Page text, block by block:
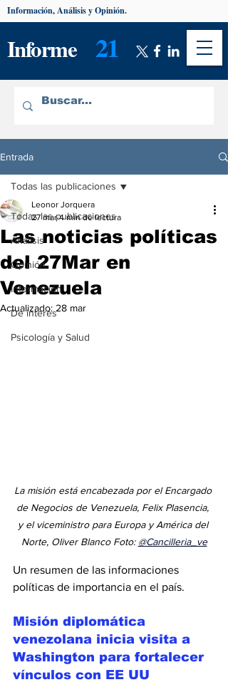
Informe 21
Información, Análisis y Opinión.
Entrada
Todas las publicaciones
Análisis
Opinión
Información
De interés
Psicología y Salud
Todas las publicaciones
Las noticias políticas
del 27Mar en
Venezuela
Leonor Jorquera
27 mar 4 min de lectura
Actualizado: 28 mar
La misión está encabezada por el Encargado
de Negocios de Venezuela, Felix Plasencia,
y el viceministro para Europa y América del
Norte, Oliver Blanco Foto: @Cancilleria_ve
Un resumen de las informaciones
políticas de importancia en el país.
Misión diplomática
venezolana inicia visita a
Washington para fortalecer
vínculos con EE UU